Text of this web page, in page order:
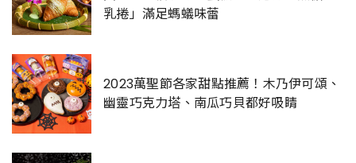
乳捲」滿足螞蟻味蕾
2023萬聖節各家甜點推薦！木乃伊可頌、
幽靈巧克力塔、南瓜巧貝都好吸睛